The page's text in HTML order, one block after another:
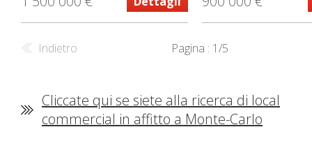
Indietro Pagina : 1/5
Cliccate qui se siete alla ricerca di local
commercial in affitto a Monte-Carlo